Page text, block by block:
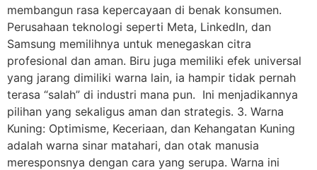
membangun rasa kepercayaan di benak konsumen.
Perusahaan teknologi seperti Meta, LinkedIn, dan
Samsung memilihnya untuk menegaskan citra
profesional dan aman. Biru juga memiliki efek universal
yang jarang dimiliki warna lain, ia hampir tidak pernah
terasa “salah” di industri mana pun. Ini menjadikannya
pilihan yang sekaligus aman dan strategis. 3. Warna
Kuning: Optimisme, Keceriaan, dan Kehangatan Kuning
adalah warna sinar matahari, dan otak manusia
meresponsnya dengan cara yang serupa. Warna ini